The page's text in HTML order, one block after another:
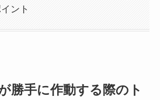
ント
勝手に作動する際のト